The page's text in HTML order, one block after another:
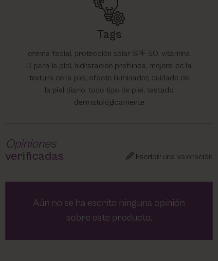
Tags
crema facial, protección solar SPF 50, vitamina
D para la piel, hidratación profunda, mejora de la
textura de la piel, efecto iluminador, cuidado de
la piel diario, todo tipo de piel, testado
dermatológicamente
Opiniones
verificadas
Escribir una valoración
Aún no se ha escrito ninguna opinión
sobre este producto.